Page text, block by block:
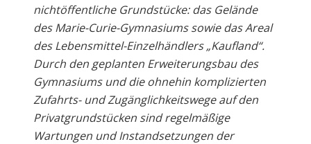
nichtöffentliche Grundstücke: das Gelände
des Marie-Curie-Gymnasiums sowie das Areal
des Lebensmittel-Einzelhändlers „Kaufland“.
Durch den geplanten Erweiterungsbau des
Gymnasiums und die ohnehin komplizierten
Zufahrts- und Zugänglichkeitswege auf den
Privatgrundstücken sind regelmäßige
Wartungen und Instandsetzungen der